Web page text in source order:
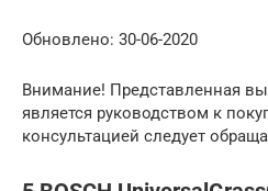
Обновлено: 30-06-2020
Внимание! Представленная
является руководством к
консультацией следует